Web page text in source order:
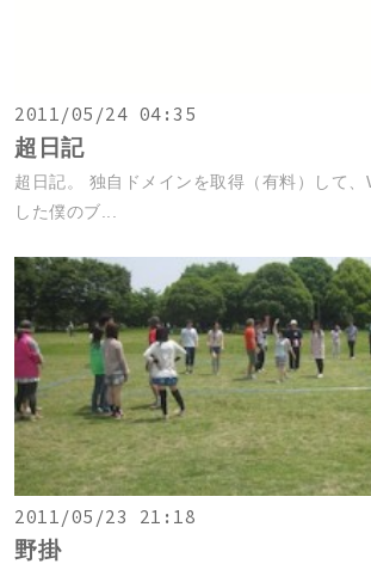
2011/05/24 04:35
超日記
超日記。 独自ドメインを取得（有料）して
した僕のブ...
2011/05/23 21:18
野掛